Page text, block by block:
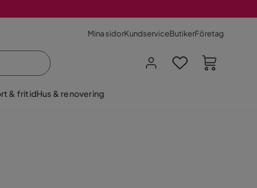
Mina sidorKundserviceButikerFöretag
& fritidHus & renovering